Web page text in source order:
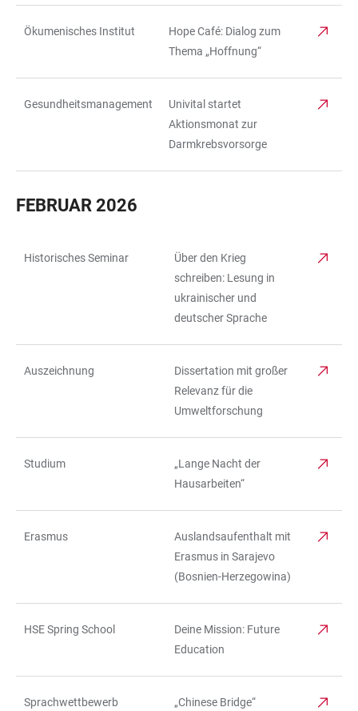
Ökumenisches Institut
Hope Café: Dialog zum
Thema „Hoffnung“
Gesundheitsmanagement
Univital startet
Aktionsmonat zur
Darmkrebsvorsorge
FEBRUAR 2026
Historisches Seminar
Über den Krieg
schreiben: Lesung in
ukrainischer und
deutscher Sprache
Auszeichnung
Dissertation mit großer
Relevanz für die
Umweltforschung
Studium
„Lange Nacht der
Hausarbeiten“
Erasmus
Auslandsaufenthalt mit
Erasmus in Sarajevo
(Bosnien-Herzegowina)
HSE Spring School
Deine Mission: Future
Education
Sprachwettbewerb „Chinese Bridge“